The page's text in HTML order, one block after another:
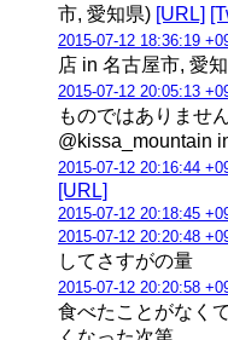
市, 愛知県) [URL]
2015-07-12 18:36:19
店 in 名古屋市, 愛
2015-07-12 20:05:13
ものではありませ
@kissa_mountain
2015-07-12 20:16:44
[URL]
2015-07-12 20:18:45
2015-07-12 20:20:48
してさすがの量
2015-07-12 20:20:58
食べたことがなく